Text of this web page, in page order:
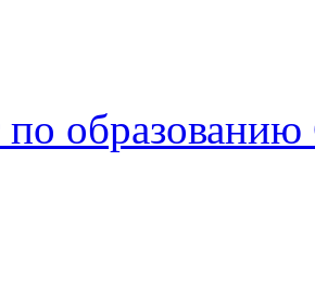
образованию